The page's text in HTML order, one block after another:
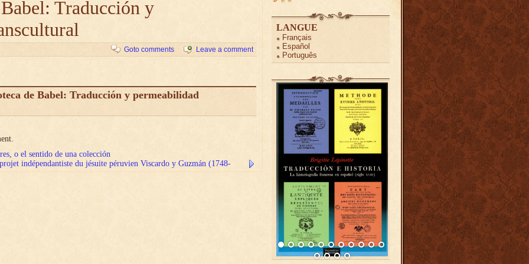
Traducción y
Goto comments Leave a comment
de Babel: Traducción y permeabilidad
o el sentido de una colección
indépendantiste du jésuite péruvien Viscardo y Guzmán (1748-
LANGUE
Français
Español
Português